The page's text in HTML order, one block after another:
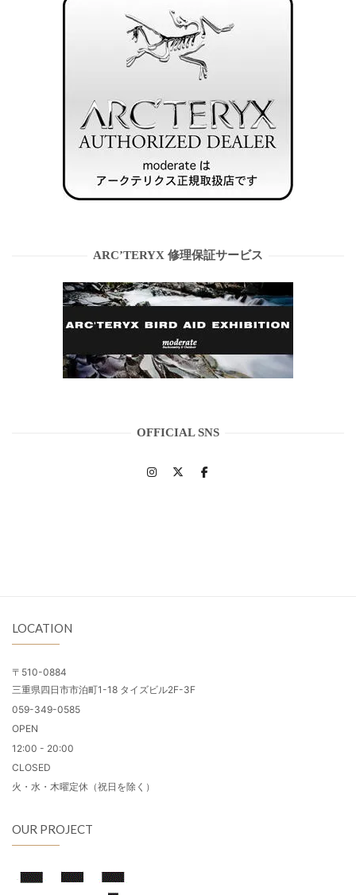
ARC’TERYX 修理保証サービス
OFFICIAL SNS
LOCATION
〒510-0884
三重県四日市市泊町1-18 タイズビル2F-3F
059-349-0585
OPEN
12:00 - 20:00
CLOSED
火・水・木曜定休（祝日を除く）
OUR PROJECT